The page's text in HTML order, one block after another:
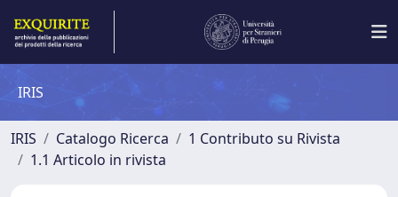
IRIS
IRIS Catalogo Ricerca
1 Contributo su Rivista
1.1 Articolo in rivista